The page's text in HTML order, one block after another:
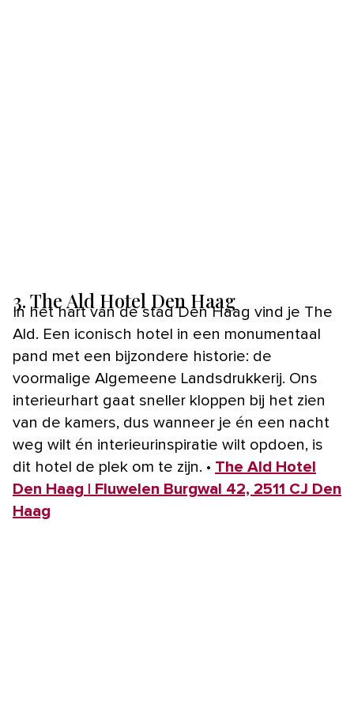
3. The Ald Hotel Den Haag
In het hart van de stad Den Haag vind je The
Ald. Een iconisch hotel in een monumentaal
pand met een bijzondere historie: de
voormalige Algemeene Landsdrukkerij. Ons
interieurhart gaat sneller kloppen bij het zien
van de kamers, dus wanneer je én een nacht
weg wilt én interieurinspiratie wilt opdoen, is
dit hotel de plek om te zijn. • The Ald Hotel
Den Haag | Fluwelen Burgwal 42, 2511 CJ Den
Haag